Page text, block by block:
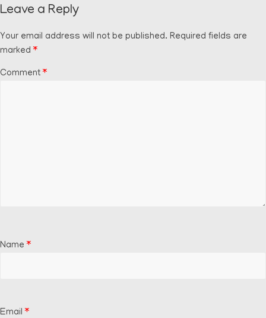
Leave a Reply
Your email address will not be published. Required fields are
marked *
Comment *
Name *
Email *